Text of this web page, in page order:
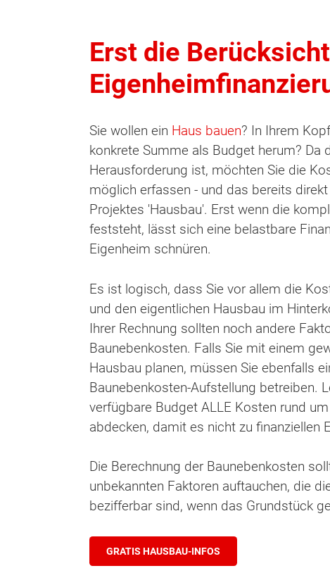
Erst die
Sie wollen ein Haus bauen? In Ihrem
konkrete Summe als Budget herum? Da
Herausforderung ist, möchten Sie die
möglich erfassen - und das bereits
Projektes 'Hausbau'. Erst wenn die
feststeht, lässt sich eine belastbare
Eigenheim schnüren.
Es ist logisch, dass Sie vor allem die
und den eigentlichen Hausbau im
Ihrer Rechnung sollten noch andere
Baunebenkosten. Falls Sie mit einem
Hausbau planen, müssen Sie ebenfalls
Baunebenkosten-Aufstellung betreiben.
verfügbare Budget ALLE Kosten rund
abdecken, damit es nicht zu finanziellen
Die Berechnung der Baunebenkosten
unbekannten Faktoren auftauchen, die
bezifferbar sind, wenn das Grundstück
GRATIS HAUSBAU-INFOS